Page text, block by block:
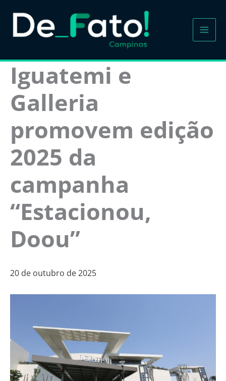
para
Iguatemi e
Galleria
promovem edição
2025 da
campanha
“Estacionou,
Doou”
20 de outubro de 2025